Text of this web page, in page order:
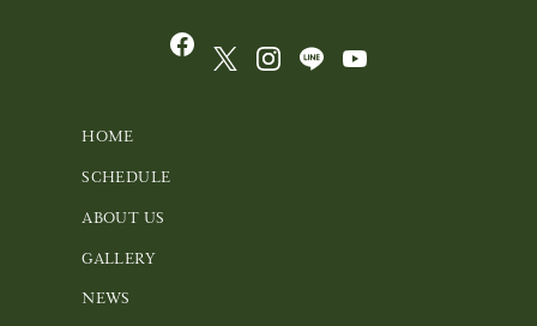
HOME
SCHEDULE
ABOUT US
GALLERY
NEWS